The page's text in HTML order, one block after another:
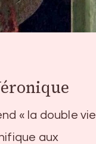
« la double vie
aux